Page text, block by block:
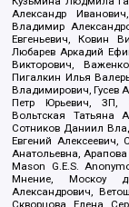
Александр
Владимир
Евгеньевич, Ковин
Любарев Аркадий
Викторович,
Пигалкин Илья
Владимирович, Гусев
Петр Юрьевич, ЗП,
Вольтская Татьяна
Сотников Даниил
Евгений Алексеевич,
Анатольевна,
Mason G.E.S.
Мнение, Москоу
Александрович,
Скворцова Елена